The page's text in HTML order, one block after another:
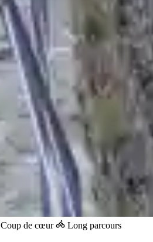
Coup de cœur
Long parcours